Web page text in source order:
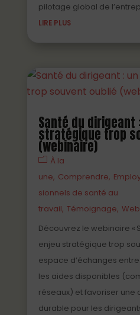
pilotage global de
LIRE PLUS
Santé du dirigeant
stratégique trop
(webinaire)
À la
une Comprendre
sionnels de santé au
travail Témoignage
Découvrez le webinaire «
enjeu stratégique trop
espace d’échanges
les aides disponibles
réseaux) et favoriser une
durable pour les